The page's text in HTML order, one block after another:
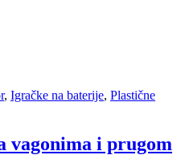
, Igračke na baterije, Plastične
vagonima i prugom